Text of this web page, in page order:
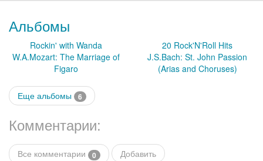
Альбомы
Rockin' with Wanda
20 Rock'N'Roll Hits
W.A.Mozart: The Marriage of
Figaro
J.S.Bach: St. John Passion
(Arias and Choruses)
Еще альбомы 6
Комментарии:
Все комментарии 0 Добавить